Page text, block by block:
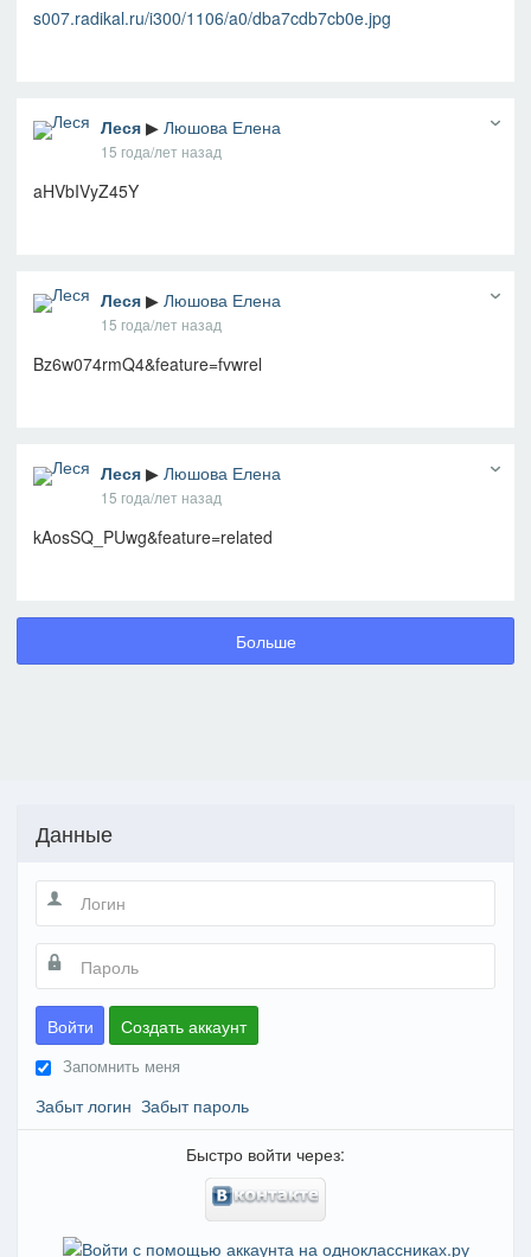
s007.radikal.ru/i300/1106/a0/dba7cdb7cb0e.jpg
Леся ▶ Люшова Елена
15 года/лет назад
aHVbIVyZ45Y
Леся ▶ Люшова Елена
15 года/лет назад
Bz6w074rmQ4&feature=fvwrel
Леся ▶ Люшова Елена
15 года/лет назад
kAosSQ_PUwg&feature=related
Больше
Данные
Войти Создать аккаунт
Запомнить меня
Забыт логин Забыт пароль
Быстро войти через: